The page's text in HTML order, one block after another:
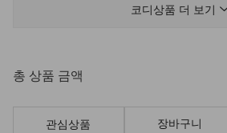
코디상품 더 보기
총 상품 금액
관심상품 장바구니